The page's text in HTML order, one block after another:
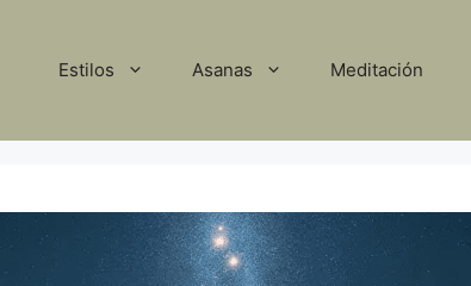
Estilos Asanas Meditación